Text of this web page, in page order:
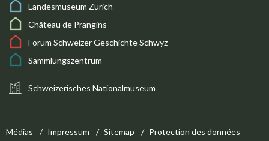
Landesmuseum Zürich
Château de Prangins
Forum Schweizer Geschichte Schwyz
Sammlungszentrum
Schweizerisches Nationalmuseum
Médias Impressum Sitemap Protection des données